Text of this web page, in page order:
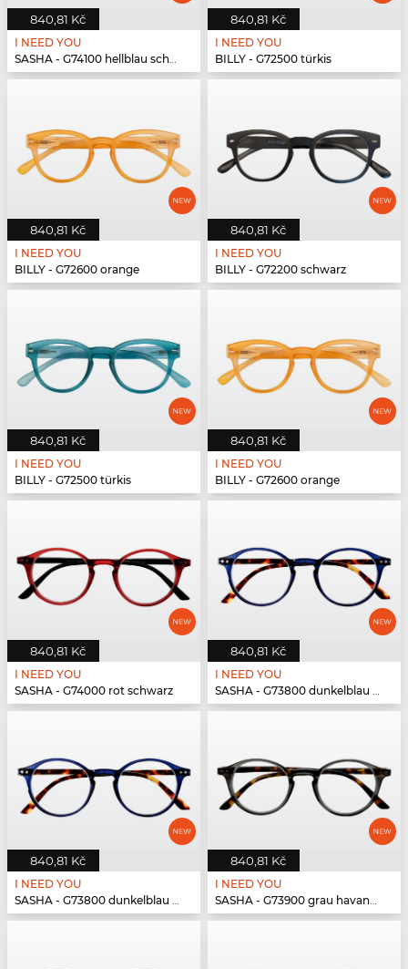
840,81 Kč
I NEED YOU
SASHA - G74100 hellblau schwarz
840,81 Kč
I NEED YOU
BILLY - G72500 türkis
840,81 Kč
I NEED YOU
BILLY - G72600 orange
840,81 Kč
I NEED YOU
BILLY - G72200 schwarz
840,81 Kč
I NEED YOU
BILLY - G72500 türkis
840,81 Kč
I NEED YOU
BILLY - G72600 orange
840,81 Kč
I NEED YOU
SASHA - G74000 rot schwarz
840,81 Kč
I NEED YOU
SASHA - G73800 dunkelblau havanna
840,81 Kč
I NEED YOU
SASHA - G73800 dunkelblau havanna
840,81 Kč
I NEED YOU
SASHA - G73900 grau havanna